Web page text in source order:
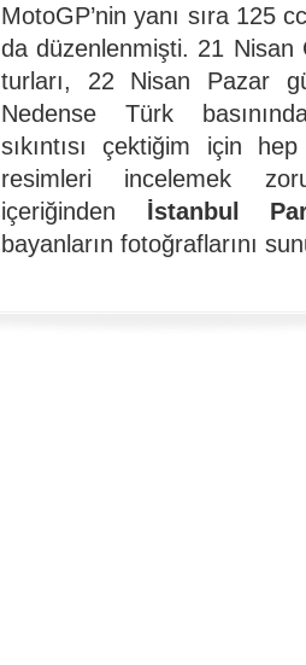
MotoGP’nin yanı sıra 125
da düzenlenmişti. 21 Nisan
turları, 22 Nisan Pazar
Nedense Türk
sıkıntısı çektiğim için
resimleri incelemek
içeriğinden İstanbul
bayanların fotoğraflarını